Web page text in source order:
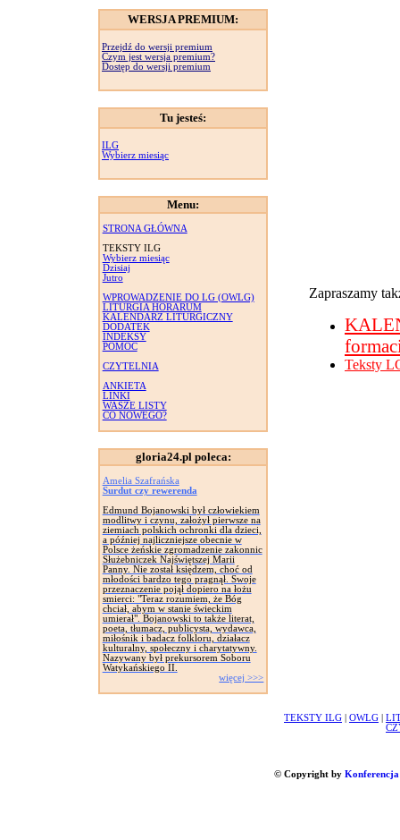
WERSJA PREMIUM:
Przejdź do wersji premium
Czym jest wersja premium?
Dostęp do wersji premium
Tu jesteś:
ILG
Wybierz miesiąc
Menu:
STRONA GŁÓWNA
TEKSTY ILG
Wybierz miesiąc
Dzisiaj
Jutro
WPROWADZENIE DO LG (OWLG)
LITURGIA HORARUM
KALENDARZ LITURGICZNY
DODATEK
INDEKSY
POMOC
CZYTELNIA
ANKIETA
LINKI
WASZE LISTY
CO NOWEGO?
gloria24.pl poleca:
Amelia Szafrańska
Surdut czy rewerenda
Edmund Bojanowski był człowiekiem
modlitwy i czynu, założył pierwsze na
ziemiach polskich ochronki dla dzieci,
a później najliczniejsze obecnie w
Polsce żeńskie zgromadzenie zakonnic
Służebniczek Najświętszej Marii
Panny. Nie został księdzem, choć od
młodości bardzo tego pragnął. Swoje
przeznaczenie pojął dopiero na łożu
smierci: "Teraz rozumiem, że Bóg
chciał, abym w stanie świeckim
umierał". Bojanowski to także literat,
poeta, tłumacz, publicysta, wydawca,
miłośnik i badacz folkloru, działacz
kulturalny, społeczny i charytatywny.
Nazywany był prekursorem Soboru
Watykańskiego II.
więcej >>>
Zapraszamy
Teksty
TEKSTY ILG OWLG
© Copyright by Konferencja